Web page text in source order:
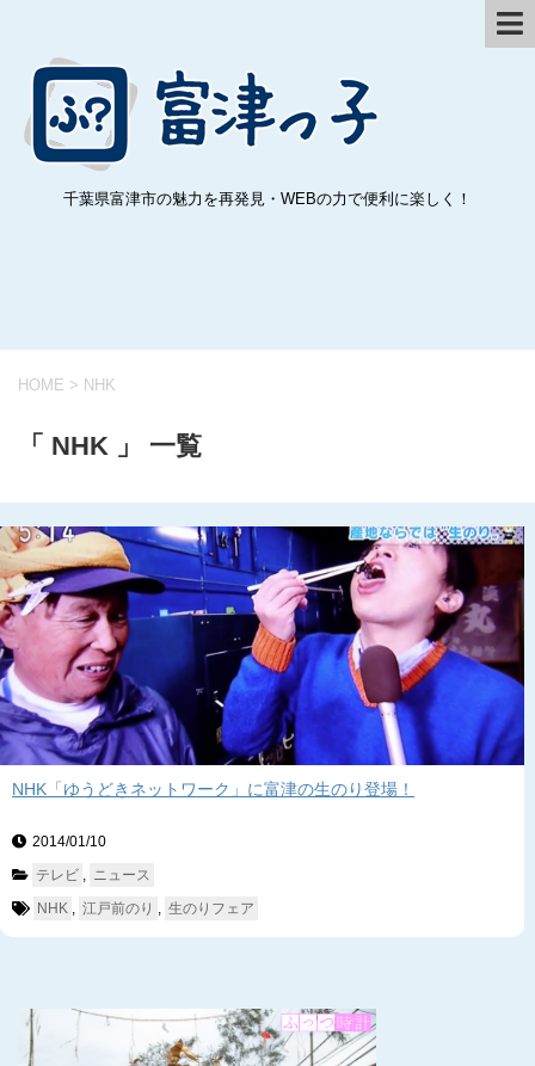
千葉県富津市の魅力を再発見・WEBの力で便利に楽しく！
HOME > NHK
「 NHK 」 一覧
NHK「ゆうどきネットワーク」に富津の生のり登場！
2014/01/10
テレビ
ニュース
NHK
江戸前のり 生のりフェア